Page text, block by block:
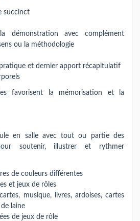
succinct
démonstration avec complément
ou la méthodologie
et dernier apport récapitulatif
favorisent la mémorisation et la
en salle avec tout ou partie des
soutenir, illustrer et rythmer
de couleurs différentes
et jeux de rôles
musique, livres, ardoises, cartes
laine
de jeux de rôle